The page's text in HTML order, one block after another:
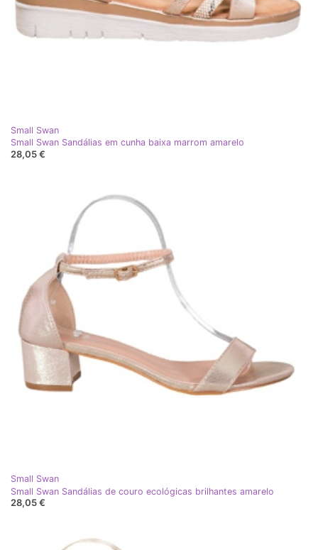
Small Swan
Small Swan Sandálias em cunha baixa marrom amarelo
28,05 €
Small Swan
Small Swan Sandálias de couro ecológicas brilhantes amarelo
28,05 €